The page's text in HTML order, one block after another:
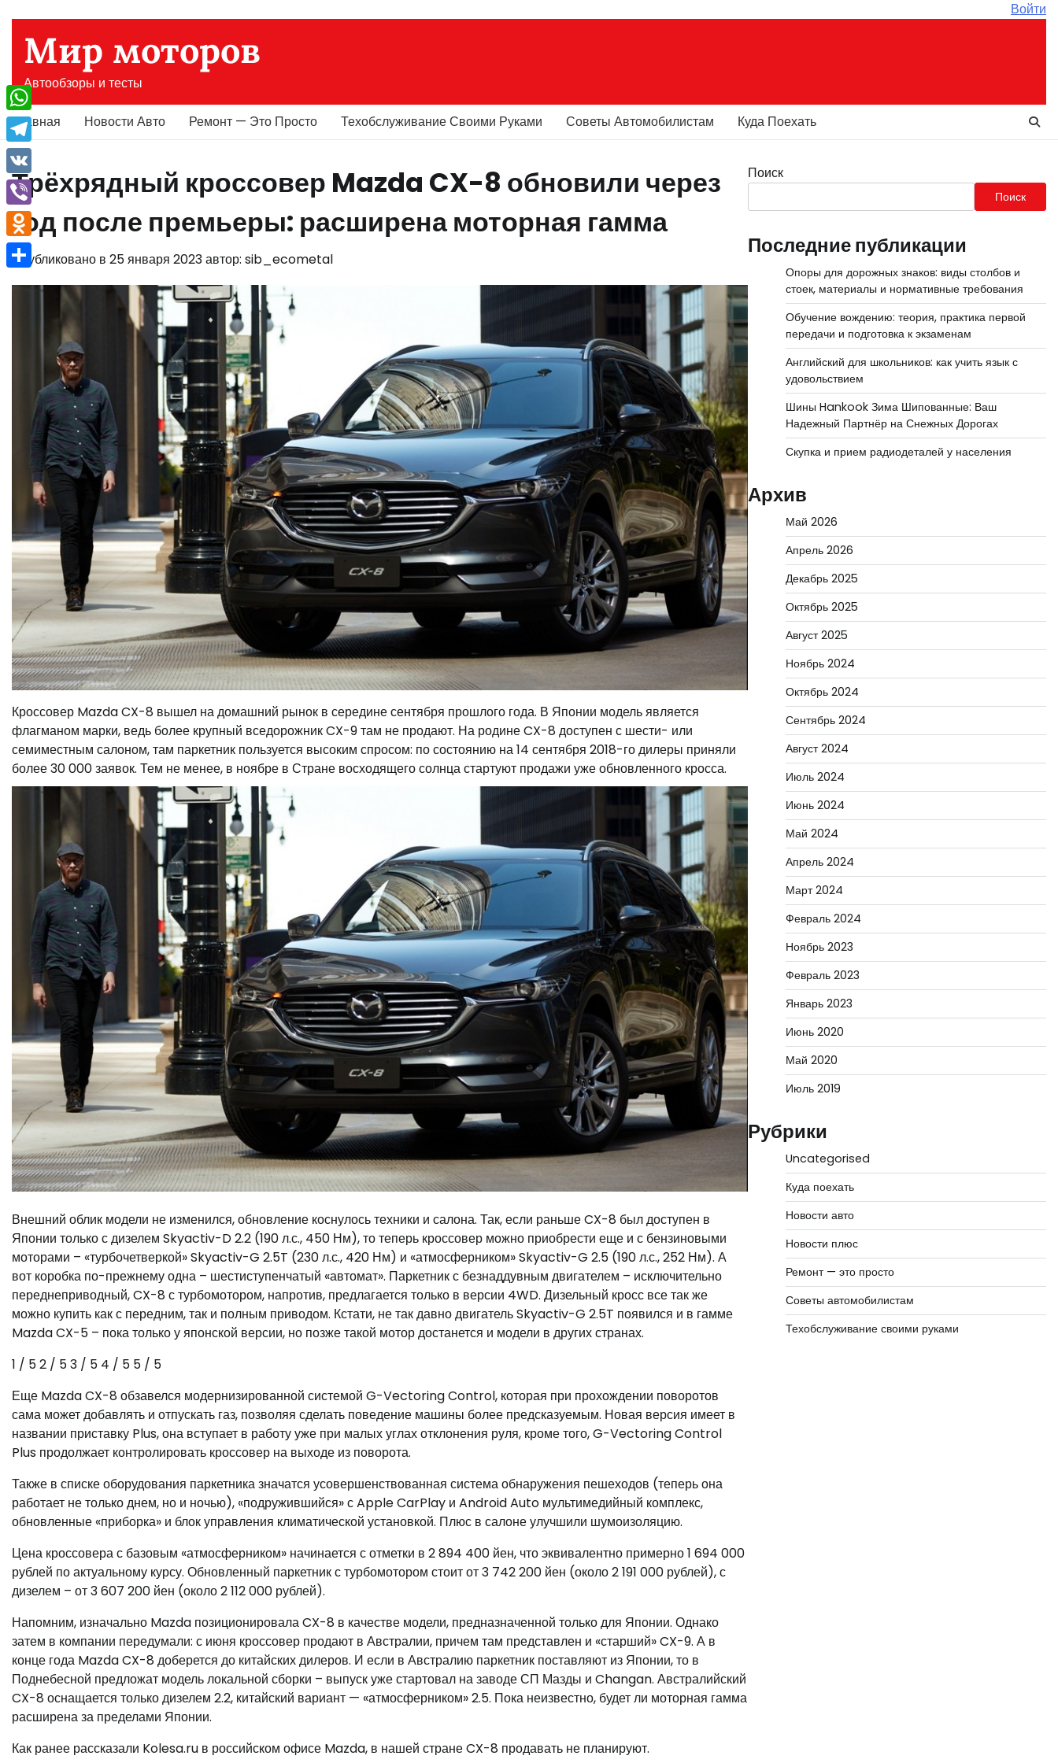
содержимому
Войти
Мир моторов
Автообзоры и тесты
Главная Новости Авто Ремонт — Это Просто Техобслуживание Своими Руками Советы Автомобилистам Куда Поехать
Трёхрядный кроссовер Mazda CX-8 обновили через
год после премьеры: расширена моторная гамма
Опубликовано в 25 января 2023автор: sib_ecometal
Кроссовер Mazda CX-8 вышел на домашний рынок в середине сентября прошлого года. В Японии модель является
флагманом марки, ведь более крупный вседорожник CX-9 там не продают. На родине CX-8 доступен с шести- или
семиместным салоном, там паркетник пользуется высоким спросом: по состоянию на 14 сентября 2018-го дилеры приняли
более 30 000 заявок. Тем не менее, в ноябре в Стране восходящего солнца стартуют продажи уже обновленного кросса.
Внешний облик модели не изменился, обновление коснулось техники и салона. Так, если раньше CX-8 был доступен в
Японии только с дизелем Skyactiv-D 2.2 (190 л.с., 450 Нм), то теперь кроссовер можно приобрести еще и с бензиновыми
моторами – «турбочетверкой» Skyactiv-G 2.5T (230 л.с., 420 Нм) и «атмосферником» Skyactiv-G 2.5 (190 л.с., 252 Нм). А
вот коробка по-прежнему одна – шестиступенчатый «автомат». Паркетник с безнаддувным двигателем – исключительно
переднеприводный, CX-8 с турбомотором, напротив, предлагается только в версии 4WD. Дизельный кросс все так же
можно купить как с передним, так и полным приводом. Кстати, не так давно двигатель Skyactiv-G 2.5T появился и в гамме
Mazda CX-5 – пока только у японской версии, но позже такой мотор достанется и модели в других странах.
1 / 52 / 53 / 5 4 / 5 5 / 5
Еще Mazda CX-8 обзавелся модернизированной системой G-Vectoring Control, которая при прохождении поворотов
сама может добавлять и отпускать газ, позволяя сделать поведение машины более предсказуемым. Новая версия имеет в
названии приставку Plus, она вступает в работу уже при малых углах отклонения руля, кроме того, G-Vectoring Control
Plus продолжает контролировать кроссовер на выходе из поворота.
Также в списке оборудования паркетника значатся усовершенствованная система обнаружения пешеходов (теперь она
работает не только днем, но и ночью), «подружившийся» с Apple CarPlay и Android Auto мультимедийный комплекс,
обновленные «приборка» и блок управления климатической установкой. Плюс в салоне улучшили шумоизоляцию.
Цена кроссовера с базовым «атмосферником» начинается с отметки в 2 894 400 йен, что эквивалентно примерно 1 694 000
рублей по актуальному курсу. Обновленный паркетник с турбомотором стоит от 3 742 200 йен (около 2 191 000 рублей), с
дизелем – от 3 607 200 йен (около 2 112 000 рублей).
Напомним, изначально Mazda позиционировала CX-8 в качестве модели, предназначенной только для Японии. Однако
затем в компании передумали: с июня кроссовер продают в Австралии, причем там представлен и «старший» CX-9. А в
конце года Mazda CX-8 доберется до китайских дилеров. И если в Австралию паркетник поставляют из Японии, то в
Поднебесной предложат модель локальной сборки – выпуск уже стартовал на заводе СП Мазды и Changan. Австралийский
CX-8 оснащается только дизелем 2.2, китайский вариант — «атмосферником» 2.5. Пока неизвестно, будет ли моторная гамма
расширена за пределами Японии.
Как ранее рассказали Kolesa.ru в российском офисе Mazda, в нашей стране CX-8 продавать не планируют.
Поиск
Поиск
Последние публикации
Опоры для дорожных знаков: виды столбов и
стоек, материалы и нормативные требования
Обучение вождению: теория, практика первой
передачи и подготовка к экзаменам
Английский для школьников: как учить язык с
удовольствием
Шины Hankook Зима Шипованные: Ваш
Надежный Партнёр на Снежных Дорогах
Скупка и прием радиодеталей у населения
Архив
Май 2026
Апрель 2026
Декабрь 2025
Октябрь 2025
Август 2025
Ноябрь 2024
Октябрь 2024
Сентябрь 2024
Август 2024
Июль 2024
Июнь 2024
Май 2024
Апрель 2024
Март 2024
Февраль 2024
Ноябрь 2023
Февраль 2023
Январь 2023
Июнь 2020
Май 2020
Июль 2019
Рубрики
Uncategorised
Куда поехать
Новости авто
Новости плюс
Ремонт — это просто
Советы автомобилистам
Техобслуживание своими руками
WhatsApp
Telegram
VK
Viber
Odnoklassniki